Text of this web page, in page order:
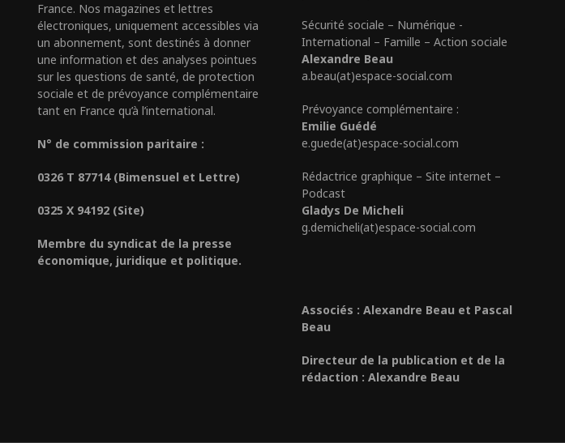
France. Nos magazines et lettres
électroniques, uniquement accessibles via
un abonnement, sont destinés à donner
une information et des analyses pointues
sur les questions de santé, de protection
sociale et de prévoyance complémentaire
tant en France qu’à l’international.
N° de commission paritaire :
0326 T 87714 (Bimensuel et Lettre)
0325 X 94192 (Site)
Membre du syndicat de la presse
économique, juridique et politique.
Sécurité sociale – Numérique -
International – Famille – Action sociale
Alexandre Beau
a.beau(at)espace-social.com
Prévoyance complémentaire :
Emilie Guédé
e.guede(at)espace-social.com
Rédactrice graphique – Site internet –
Podcast
Gladys De Micheli
g.demicheli(at)espace-social.com
Associés : Alexandre Beau et Pascal
Beau
Directeur de la publication et de la
rédaction : Alexandre Beau